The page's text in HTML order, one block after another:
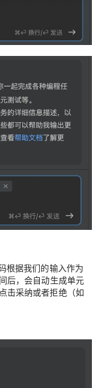
根据我们的输入作为
后，会自动生成单元
击采纳或者拒绝（如